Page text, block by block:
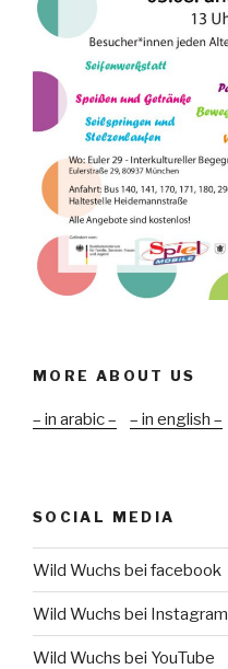
MORE ABOUT US
– in arabic – – in english –
SOCIAL MEDIA
Wild Wuchs bei facebook
Wild Wuchs bei Instagram
Wild Wuchs bei YouTube